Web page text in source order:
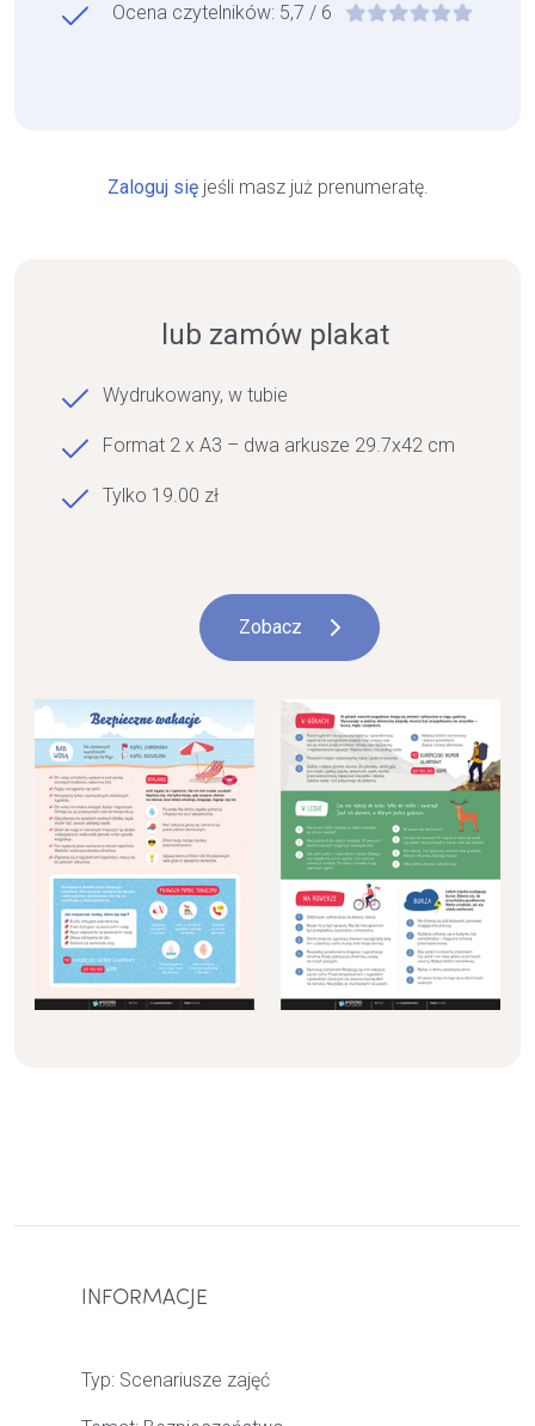
Ocena czytelników: 5,7 / 6
Zaloguj sięjeśli masz już prenumeratę.
lub zamów plakat
Wydrukowany, w tubie
Format 2 x A3 – dwa arkusze 29.7x42 cm
Tylko 19.00 zł
Zobacz
INFORMACJE
Typ: Scenariusze zajęć